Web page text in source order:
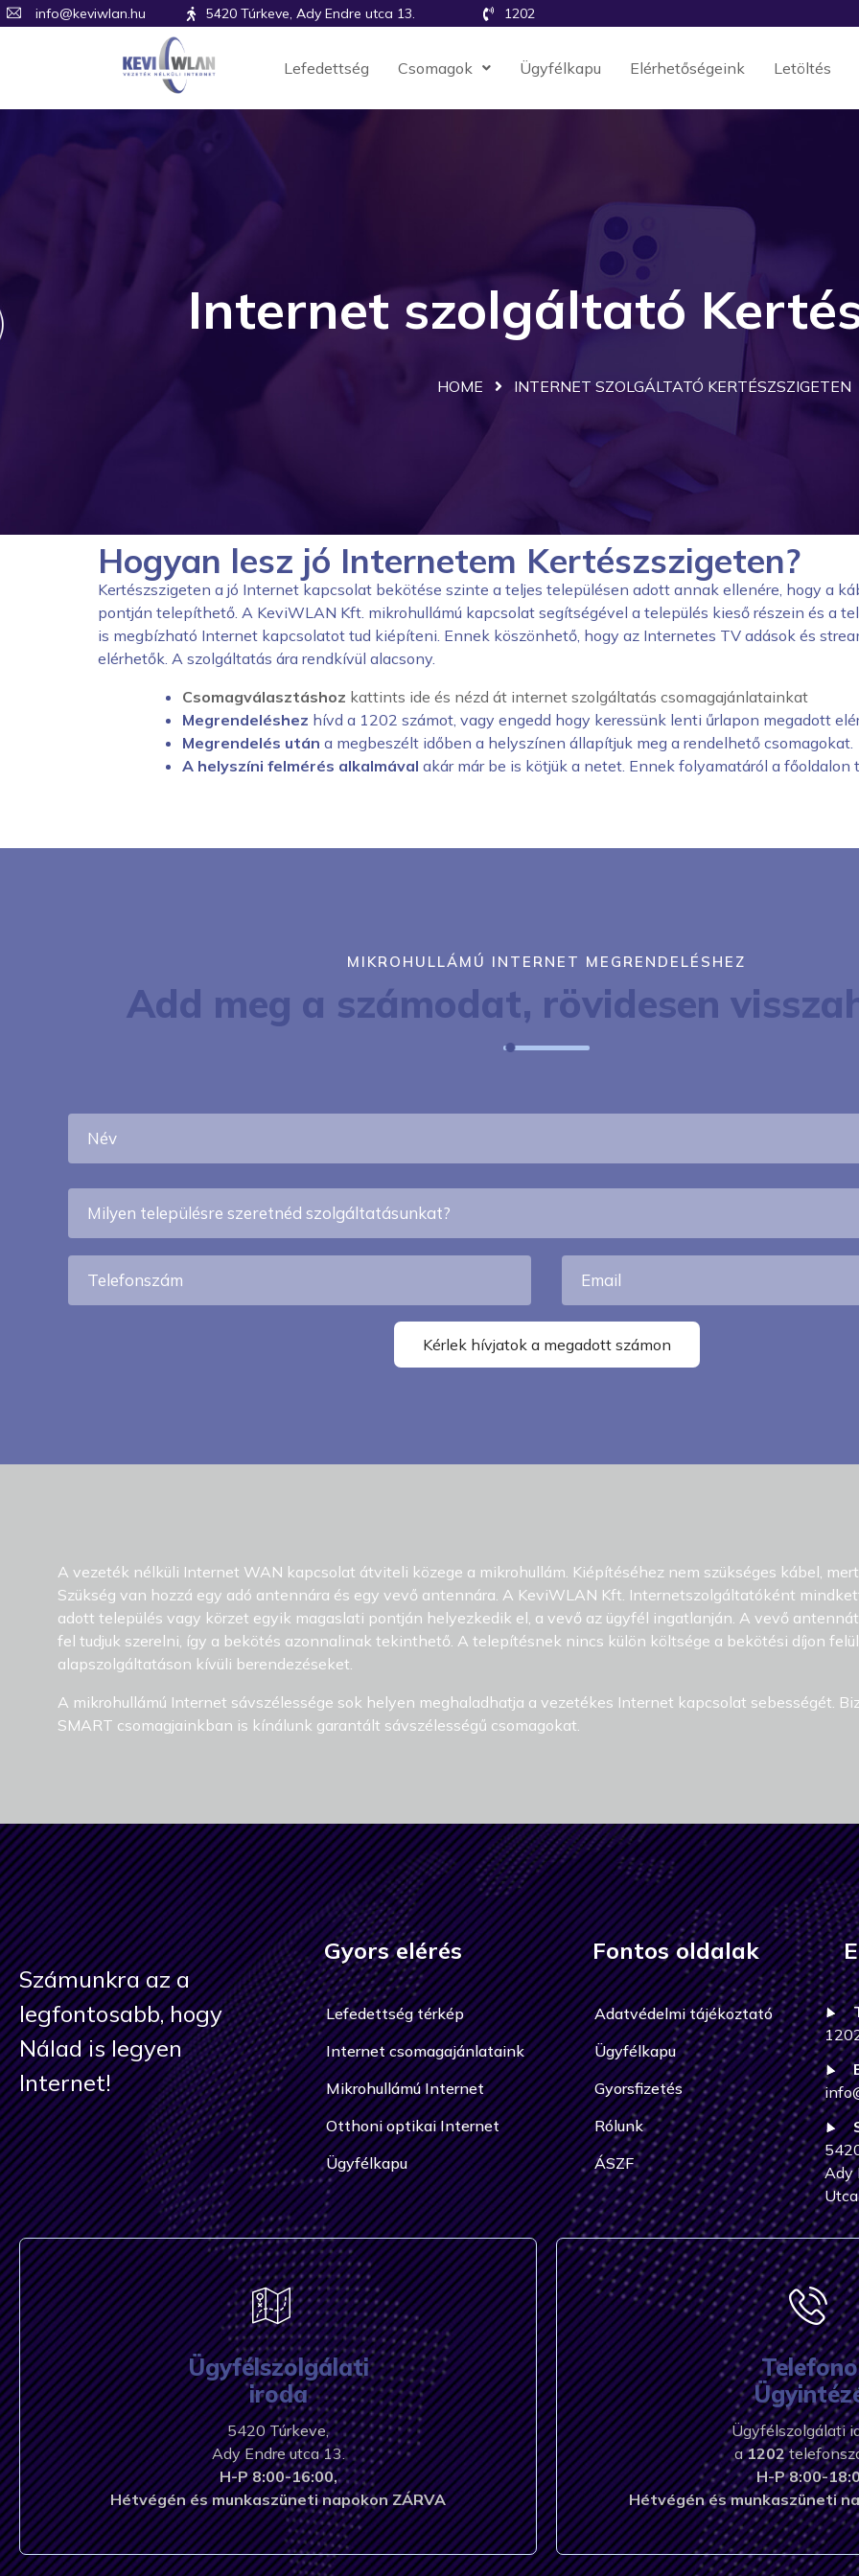
info@keviwlan.hu 5420 Túrkeve, Ady Endre utca 13. 1202
Lefedettség Csomagok Ügyfélkapu Elérhetőségeink Letöltés
Internet szolgáltató
HOME INTERNET SZOLGÁLTATÓ KERTÉSZSZIGETEN
Hogyan lesz jó Internetem Kertészszigeten?
Kertészszigeten a jó Internet kapcsolat bekötése szinte a teljes településen adott annak ellenére, hogy a
pontján telepíthető. A KeviWLAN Kft. mikrohullámú kapcsolat segítségével a település kieső részein és a
is megbízható Internet kapcsolatot tud kiépíteni. Ennek köszönhető, hogy az Internetes TV adások és
elérhetők. A szolgáltatás ára rendkívül alacsony.
Csomagválasztáshoz kattints ide és nézd át internet szolgáltatás csomagajánlatainkat
Megrendeléshez hívd a 1202 számot, vagy engedd hogy keressünk lenti űrlapon megadott
Megrendelés után a megbeszélt időben a helyszínen állapítjuk meg a rendelhető csomagokat.
A helyszíni felmérés alkalmával akár már be is kötjük a netet. Ennek folyamatáról a főoldalon
MIKROHULLÁMÚ INTERNET MEGRENDELÉSHEZ
Add meg a számodat, rövidesen
A vezeték nélküli Internet WAN kapcsolat átviteli közege a mikrohullám. Kiépítéséhez nem szükséges kábel,
Szükség van hozzá egy adó antennára és egy vevő antennára. A KeviWLAN Kft. Internetszolgáltatóként
adott település vagy körzet egyik magaslati pontján helyezkedik el, a vevő az ügyfél ingatlanján. A vevő
fel tudjuk szerelni, így a bekötés azonnalinak tekinthető. A telepítésnek nincs külön költsége a bekötési díjon
alapszolgáltatáson kívüli berendezéseket.
A mikrohullámú Internet sávszélessége sok helyen meghaladhatja a vezetékes Internet kapcsolat sebességét.
SMART csomagjainkban is kínálunk garantált sávszélességű csomagokat.
Számunkra az a
legfontosabb, hogy
Nálad is legyen
Internet!
Gyors elérés
Lefedettség térkép
Internet csomagajánlataink
Mikrohullámú Internet
Otthoni optikai Internet
Ügyfélkapu
Fontos oldalak
Adatvédelmi tájékoztató
Ügyfélkapu
Gyorsfizetés
Rólunk
ÁSZF
Ady
Ügyfélszolgálati
iroda
5420 Túrkeve,
Ady Endre utca 13.
H-P 8:00-16:00,
Hétvégén és munkaszüneti napokon ZÁRVA
Ügyfélszolgálati
a1202
H-P 8:00-
Hétvégén és munkaszüneti